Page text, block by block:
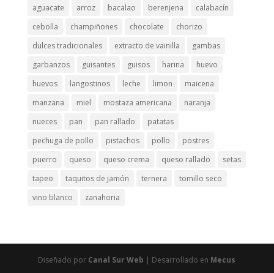
emisión
aguacate arroz bacalao berenjena
calabacín
cebolla
champiñones chocolate
chorizo
dulces tradicionales
extracto de vainilla
gambas
garbanzos
guisantes guisos harina
huevo
huevos
langostinos leche limon
maicena
manzana
miel mostaza americana
naranja
nueces
pan pan rallado
patatas
pechuga de pollo
pistachos pollo
postres
puerro
queso queso crema queso rallado
setas
tapeo
taquitos de jamón ternera
tomillo seco
vino blanco
zanahoria
Diseñado por Canal Sur Web | Desarrollado en Mecus